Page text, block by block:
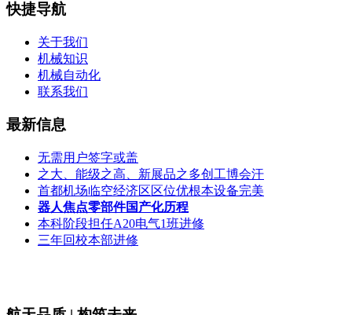
快捷导航
关于我们
机械知识
机械自动化
联系我们
最新信息
无需用户签字或盖
之大、能级之高、新展品之多创工博会汗
首都机场临空经济区区位优根本设备完美
器人焦点零部件国产化历程
本科阶段担任A20电气1班进修
三年回校本部进修